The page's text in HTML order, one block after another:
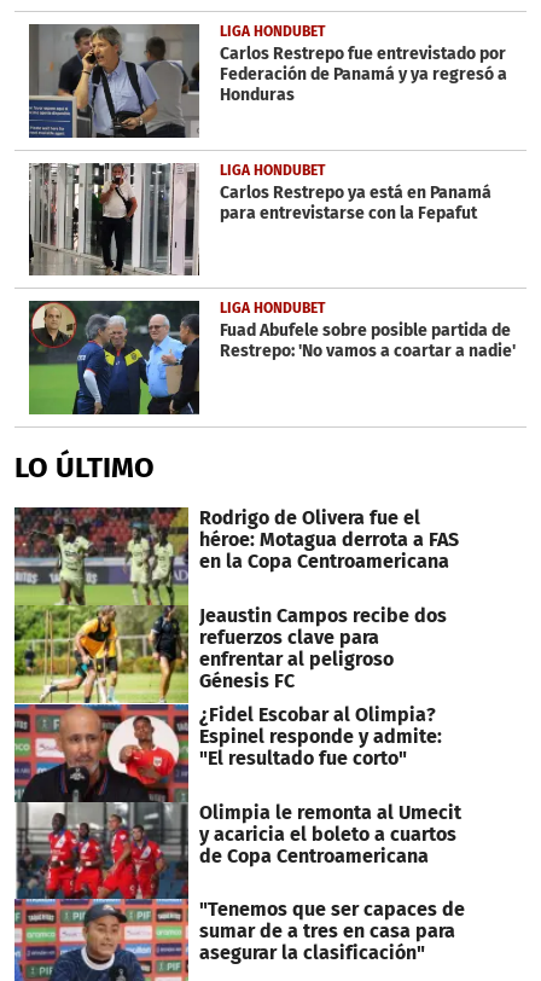
LIGA HONDUBET
Carlos Restrepo fue entrevistado por
Federación de Panamá y ya regresó a
Honduras
LIGA HONDUBET
Carlos Restrepo ya está en Panamá
para entrevistarse con la Fepafut
LIGA HONDUBET
Fuad Abufele sobre posible partida de
Restrepo: 'No vamos a coartar a nadie'
LO ÚLTIMO
Rodrigo de Olivera fue el
héroe: Motagua derrota a FAS
en la Copa Centroamericana
Jeaustin Campos recibe dos
refuerzos clave para
enfrentar al peligroso
Génesis FC
¿Fidel Escobar al Olimpia?
Espinel responde y admite:
"El resultado fue corto"
Olimpia le remonta al Umecit
y acaricia el boleto a cuartos
de Copa Centroamericana
"Tenemos que ser capaces de
sumar de a tres en casa para
asegurar la clasificación"